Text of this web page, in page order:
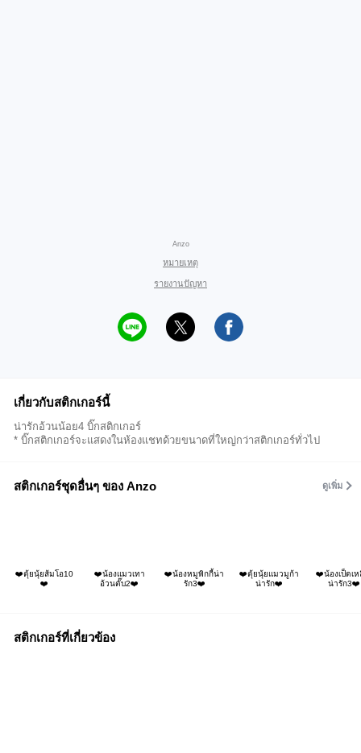
Anzo
หมายเหตุ
รายงานปัญหา
เกี่ยวกับสติกเกอร์นี้
น่ารักอ้วนน้อย4 บิ๊กสติกเกอร์
* บิ๊กสติกเกอร์จะแสดงในห้องแชทด้วยขนาดที่ใหญ่กว่าสติกเกอร์ทั่วไป
สติกเกอร์ชุดอื่นๆ ของ Anzo ดูเพิ่ม
❤️ตุ้ยนุ้ยส้มโอ10
❤️
❤️น้องแมวเทา
อ้วนตั๊บ2❤️
❤️น้องหมูพิกกี้น่า
รัก3❤️
❤️ตุ้ยนุ้ยแมวมูก้า
น่ารัก❤️
❤️น้องเป็ดเห
น่ารัก3❤️
สติกเกอร์ที่เกี่ยวข้อง